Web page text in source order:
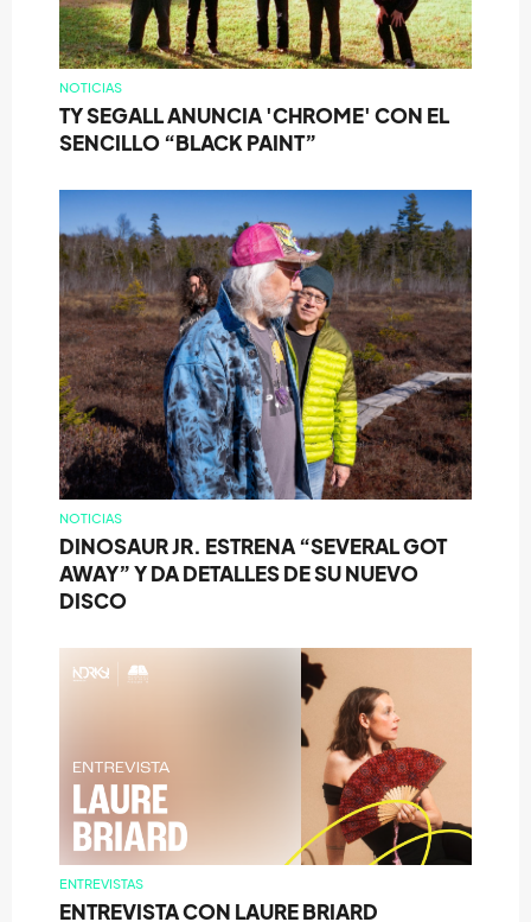
NOTICIAS
TY SEGALL ANUNCIA 'CHROME' CON EL
SENCILLO “BLACK PAINT”
NOTICIAS
DINOSAUR JR. ESTRENA “SEVERAL GOT
AWAY” Y DA DETALLES DE SU NUEVO
DISCO
ENTREVISTAS
ENTREVISTA CON LAURE BRIARD